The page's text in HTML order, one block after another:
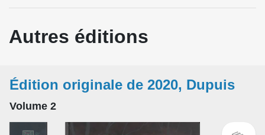
Autres éditions
Édition originale de 2020, Dupuis
Volume 2